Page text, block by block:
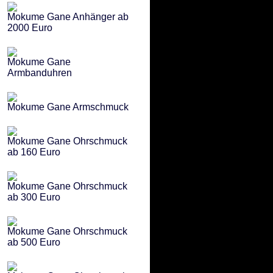
Mokume Gane Anhänger ab
2000 Euro
Mokume Gane
Armbanduhren
Mokume Gane Armschmuck
Mokume Gane Ohrschmuck
ab 160 Euro
Mokume Gane Ohrschmuck
ab 300 Euro
Mokume Gane Ohrschmuck
ab 500 Euro